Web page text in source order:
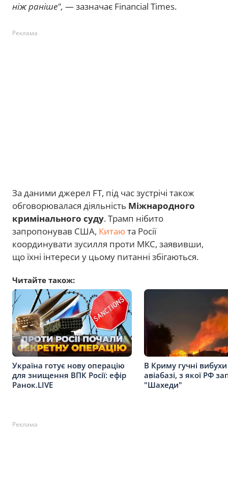
ніж раніше", — зазначає Financial Times.
Реклама
За даними джерел FT, під час зустрічі також
обговорювалася діяльність Міжнародного
кримінального суду. Трамп нібито
запропонував США, Китаюта Росії
координувати зусилля проти МКС, заявивши,
що їхні інтереси у цьому питанні збігаються.
Читайте також:
Україна готує нову операцію
для знищення ВПК Росії: ефір
Ранок.LIVE
В Криму гучні
авіабазі, з якої РФ
"Шахеди"
Реклама